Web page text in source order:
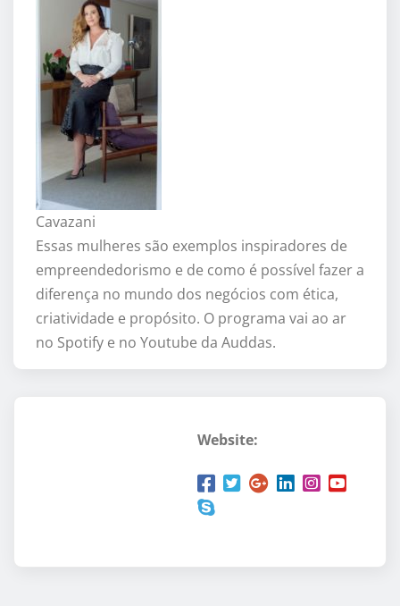
Cavazani
Essas mulheres são exemplos inspiradores de
empreendedorismo e de como é possível fazer a
diferença no mundo dos negócios com ética,
criatividade e propósito. O programa vai ao ar
no Spotify e no Youtube da Auddas.
Website: